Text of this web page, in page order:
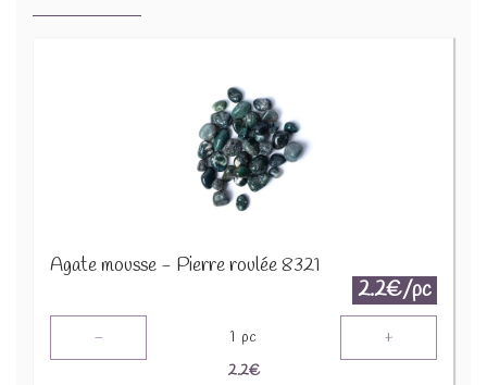
Agate mousse - Pierre roulée 8321
2.2€/pc
- 1 pc +
2.2€